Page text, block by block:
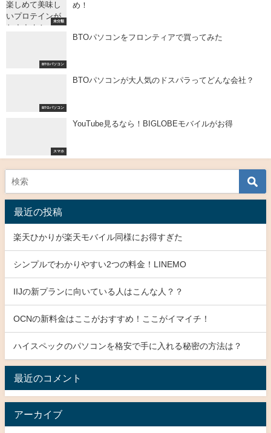
未分類
め！
BTOパソコン
BTOパソコンをフロンティアで買ってみた
BTOパソコン
BTOパソコンが大人気のドスパラってどんな会社？
スマホ
YouTube見るなら！BIGLOBEモバイルがお得
最近の投稿
楽天ひかりが楽天モバイル同様にお得すぎた
シンプルでわかりやすい2つの料金！LINEMO
IIJの新プランに向いている人はこんな人？？
OCNの新料金はここがおすすめ！ここがイマイチ！
ハイスペックのパソコンを格安で手に入れる秘密の方法は？
最近のコメント
アーカイブ